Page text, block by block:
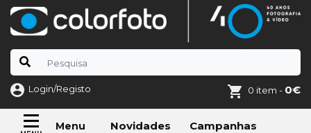
Login/Registo 0 item - 0€
Menu Novidades Campanhas